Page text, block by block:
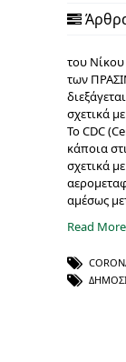
του
των
σχετικά
Το CDC
κάποια
σχετικά
αμέσως
Read